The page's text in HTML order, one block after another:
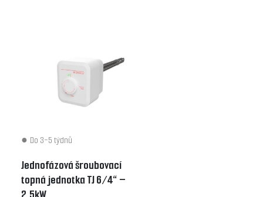
Do 3-5 týdnů
Jednofázová šroubovací
topná jednotka TJ 6/4“ –